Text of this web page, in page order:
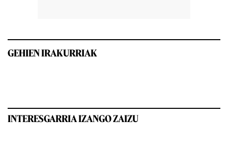
GEHIEN IRAKURRIAK
INTERESGARRIA IZANGO ZAIZU